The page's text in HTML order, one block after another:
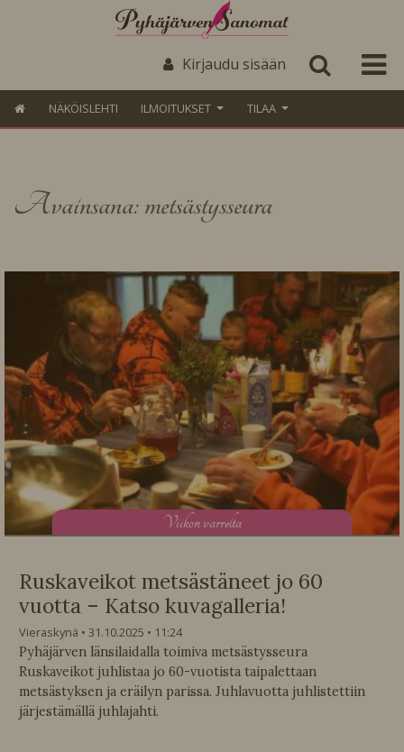
Kirjaudu sisään
NÄKÖISLEHTI ILMOITUKSET TILAA
Avainsana: metsästysseura
Viikon varrelta
Ruskaveikot metsästäneet jo 60
vuotta – Katso kuvagalleria!
Vieraskynä 31.10.2025
11:24
Pyhäjärven länsilaidalla toimiva metsästysseura
Ruskaveikot juhlistaa jo 60-vuotista taipalettaan
metsästyksen ja eräilyn parissa. Juhlavuotta juhlistettiin
järjestämällä juhlajahti.